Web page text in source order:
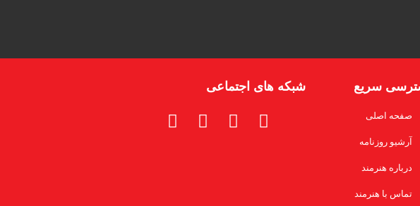
سریع
صفحه اصلی
آرشیو روزنامه
درباره هنرمند
تماس با هنرمند
شبکه های اجتماعی